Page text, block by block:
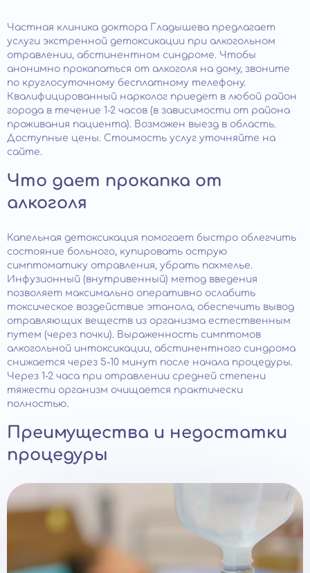
Частная клиника доктора Гладышева предлагает
услуги экстренной детоксикации при алкогольном
отравлении, абстинентном синдроме. Чтобы
анонимно прокапаться от алкоголя на дому, звоните
по круглосуточному бесплатному телефону.
Квалифицированный нарколог приедет в любой район
города в течение 1-2 часов (в зависимости от района
проживания пациента). Возможен выезд в область.
Доступные цены. Стоимость услуг уточняйте на
сайте.
Что дает прокапка от
алкоголя
Капельная детоксикация помогает быстро облегчить
состояние больного, купировать острую
симптоматику отравления, убрать похмелье.
Инфузионный (внутривенный) метод введения
позволяет максимально оперативно ослабить
токсическое воздействие этанола, обеспечить вывод
отравляющих веществ из организма естественным
путем (через почки). Выраженность симптомов
алкогольной интоксикации, абстинентного синдрома
снижается через 5-10 минут после начала процедуры.
Через 1-2 часа при отравлении средней степени
тяжести организм очищается практически
полностью.
Преимущества и недостатки
процедуры